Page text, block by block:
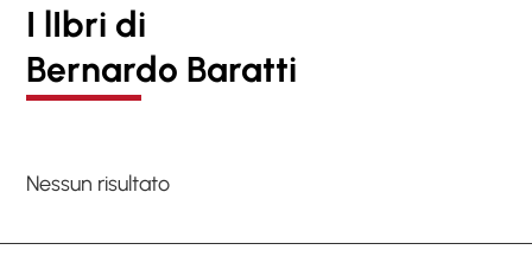
I lIbri di
Bernardo Baratti
Nessun risultato